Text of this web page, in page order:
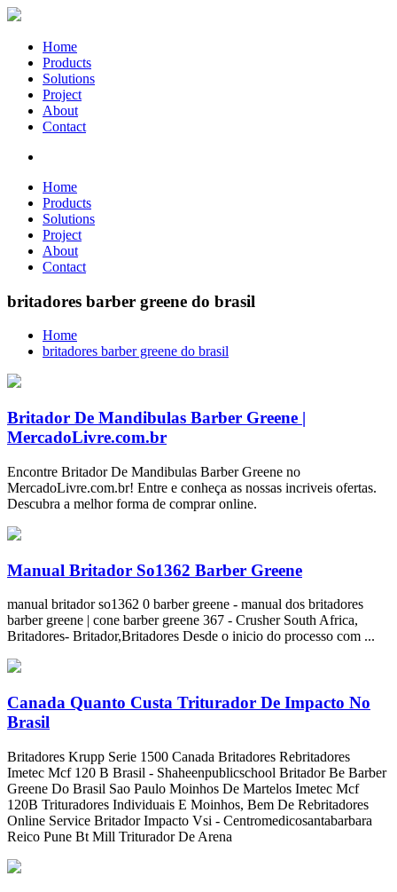
Home
Products
Solutions
Project
About
Contact
Home
Products
Solutions
Project
About
Contact
britadores barber greene do brasil
Home
britadores barber greene do brasil
Britador De Mandibulas Barber Greene |
MercadoLivre.com.br
Encontre Britador De Mandibulas Barber Greene no
MercadoLivre.com.br! Entre e conheça as nossas incriveis ofertas.
Descubra a melhor forma de comprar online.
Manual Britador So1362 Barber Greene
manual britador so1362 0 barber greene - manual dos britadores
barber greene | cone barber greene 367 - Crusher South Africa,
Britadores- Britador,Britadores Desde o inicio do processo com ...
Canada Quanto Custa Triturador De Impacto No
Brasil
Britadores Krupp Serie 1500 Canada Britadores Rebritadores
Imetec Mcf 120 B Brasil - Shaheenpublicschool Britador Be Barber
Greene Do Brasil Sao Paulo Moinhos De Martelos Imetec Mcf
120B Trituradores Individuais E Moinhos, Bem De Rebritadores
Online Service Britador Impacto Vsi - Centromedicosantabarbara
Reico Pune Bt Mill Triturador De Arena